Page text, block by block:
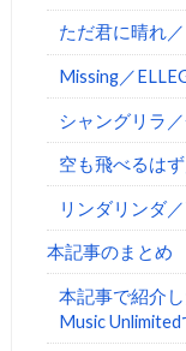
ただ君に晴れ
Missing／
シャングリラ
空も飛べるは
リンダリンダ
本記事のまとめ
本記事で紹介
Music